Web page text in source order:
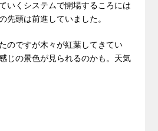
いくシステムで開場するころには
先頭は前進していました。
のですが木々が紅葉してきてい
じの景色が見られるのかも。天気